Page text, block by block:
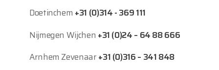
Doetinchem +31 (0)314 - 369 111
Nijmegen Wijchen +31 (0)24 – 64 88 666
Arnhem Zevenaar+31 (0)316 – 341 848